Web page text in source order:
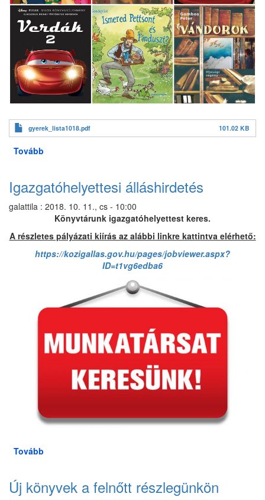
gyerek_lista1018.pdf 101.02 KB
Tovább
gyermekkönyvtárban)
Igazgatóhelyettesi álláshirdetés
galattila : 2018. 10. 11., cs - 10:00
Könyvtárunk igazgatóhelyettest keres.
A részletes pályázati kiírás az alábbi linkre kattintva elérhető:
https://kozigallas.gov.hu/pages/jobviewer.aspx?
ID=t1vg6edba6
Tovább
Új könyvek a felnőtt részlegünkön